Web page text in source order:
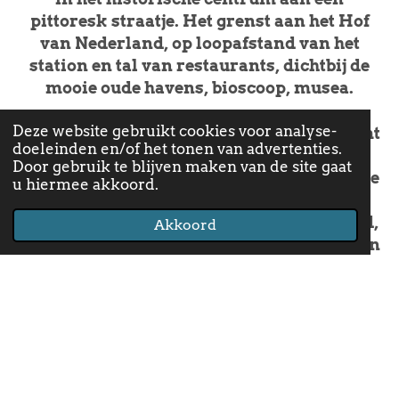
Deze website gebruikt cookies voor analyse-
doeleinden en/of het tonen van advertenties.
Door gebruik te blijven maken van de site gaat
u hiermee akkoord.
Akkoord
pittoresk straatje. Het grenst aan het Hof
van Nederland, op loopafstand van het
station en tal van restaurants, dichtbij de
mooie oude havens, bioscoop, musea.
Het gastenverblijf is fijn ingericht en neemt
de hele tweede verdieping van het
monumentale pakhuisje in beslag. Om er te
staan een enorm comfortabel kingsize bed,
een fantastische regendouche & vinylplaten